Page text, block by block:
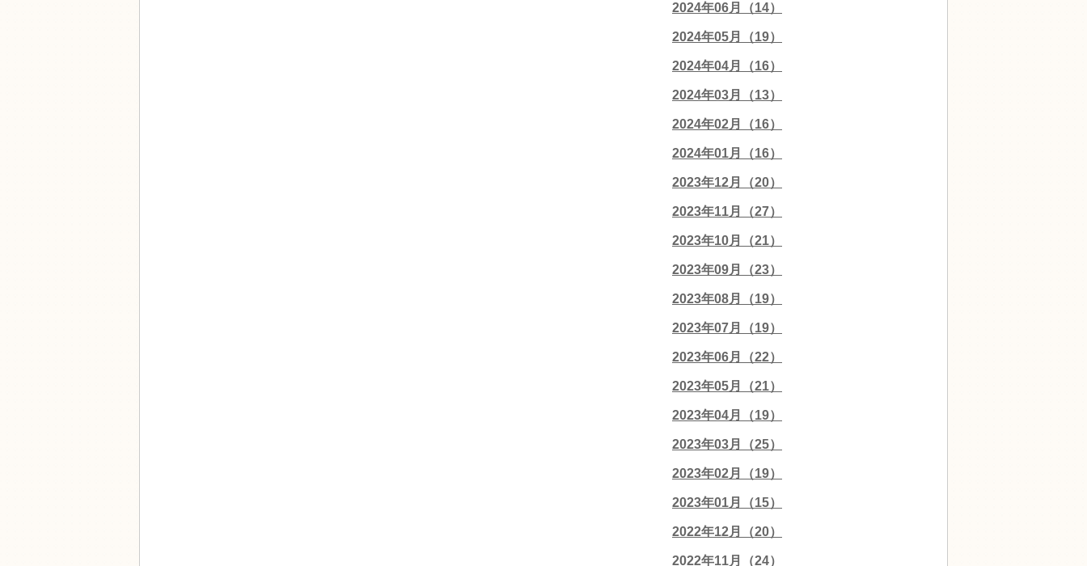
2024年06月（14）
2024年05月（19）
2024年04月（16）
2024年03月（13）
2024年02月（16）
2024年01月（16）
2023年12月（20）
2023年11月（27）
2023年10月（21）
2023年09月（23）
2023年08月（19）
2023年07月（19）
2023年06月（22）
2023年05月（21）
2023年04月（19）
2023年03月（25）
2023年02月（19）
2023年01月（15）
2022年12月（20）
2022年11月（24）